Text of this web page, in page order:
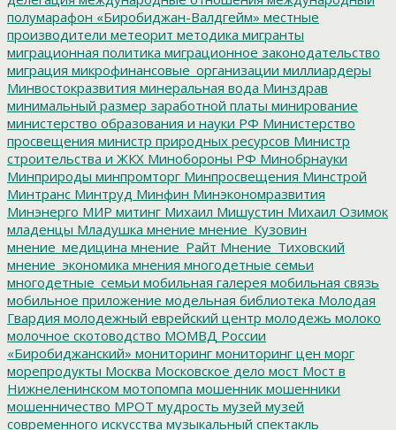
полумарафон «Биробиджан-Валдгейм» местные
производители метеорит методика мигранты
миграционная политика миграционное законодательство
миграция микрофинансовые_организации миллиардеры
Минвостокразвития минеральная вода Минздрав
минимальный размер заработной платы минирование
министерство образования и науки РФ Министерство
просвещения министр природных ресурсов Министр
строительства и ЖКХ Минобороны РФ Минобрнауки
Минприроды минпромторг Минпросвещения Минстрой
Минтранс Минтруд Минфин Минэкономразвития
Минэнерго МИР митинг Михаил Мишустин Михаил Озимок
младенцы Младушка мнение мнение_Кузовин
мнение_медицина мнение_Райт Мнение_Тиховский
мнение_экономика мнения многодетные семьи
многодетные_семьи мобильная галерея мобильная связь
мобильное приложение модельная библиотека Молодая
Гвардия молодежный еврейский центр молодежь молоко
молочное скотоводство МОМВД России
«Биробиджанский» мониторинг мониторинг цен морг
морепродукты Москва Московское дело мост Мост в
Нижнеленинском мотопомпа мошенник мошенники
мошенничество МРОТ мудрость музей музей
современного искусства музыкальный спектакль